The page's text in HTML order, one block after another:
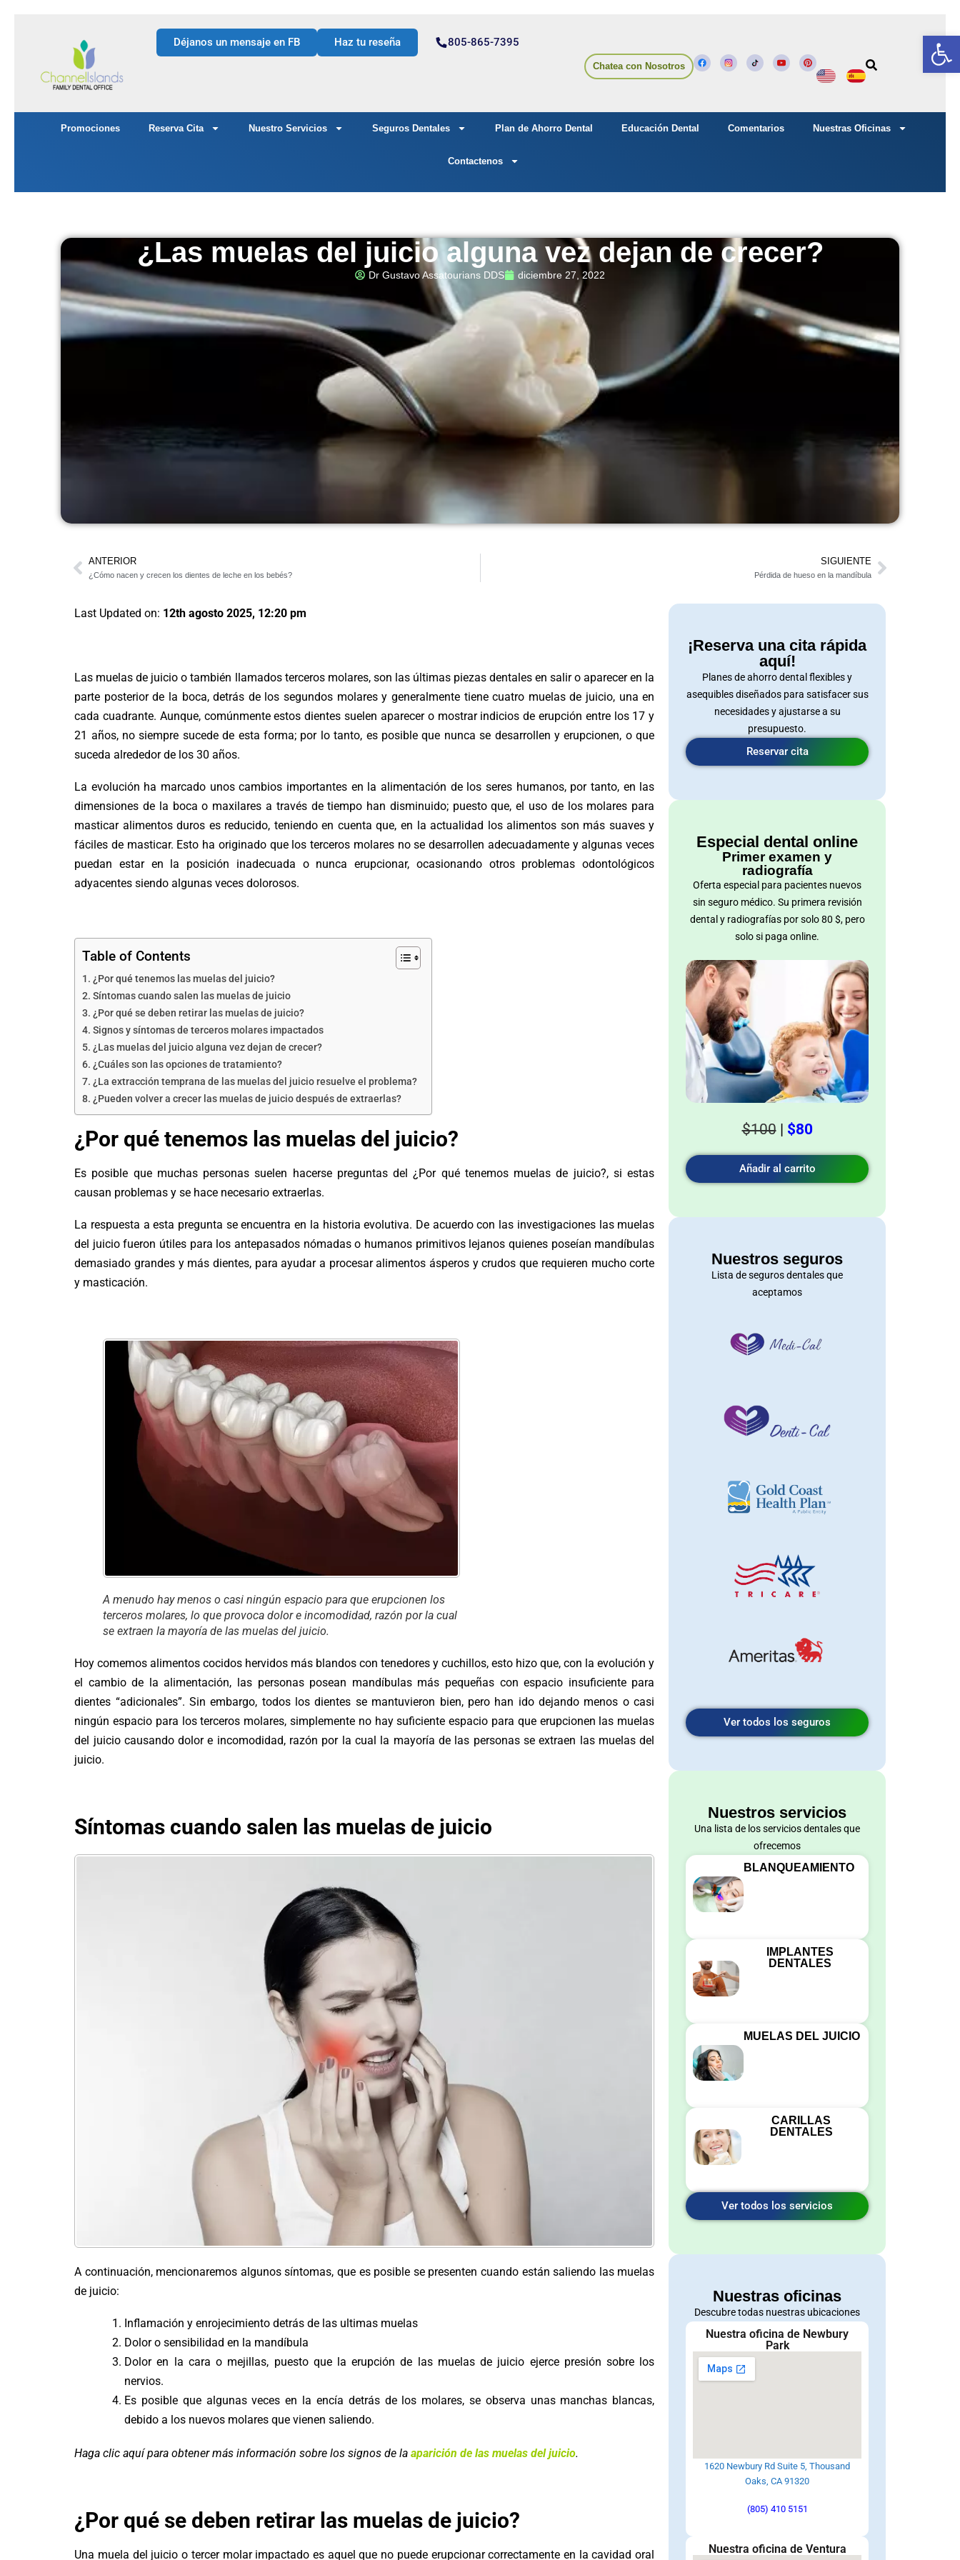
Abrir
Déjanos un mensaje en FB Haz tu reseña 805-865-7395
Chatea con Nosotros
Promociones Reserva Cita Nuestro Servicios Seguros Dentales Plan de Ahorro Dental Educación Dental Comentarios Nuestras Oficinas
Contactenos
¿Las muelas del juicio alguna vez dejan de crecer?
Dr Gustavo Assatourians DDS diciembre 27, 2022
ANTERIOR
¿Cómo nacen y crecen los dientes de leche en los bebés?
SIGUIENTE
Pérdida de hueso en la mandíbula
Last Updated on: 12th agosto 2025, 12:20 pm
Las muelas de juicio o también llamados terceros molares, son las últimas piezas dentales en salir o aparecer en la
parte posterior de la boca, detrás de los segundos molares y generalmente tiene cuatro muelas de juicio, una en
cada cuadrante. Aunque, comúnmente estos dientes suelen aparecer o mostrar indicios de erupción entre los 17 y
21 años, no siempre sucede de esta forma; por lo tanto, es posible que nunca se desarrollen y erupcionen, o que
suceda alrededor de los 30 años.
La evolución ha marcado unos cambios importantes en la alimentación de los seres humanos, por tanto, en las
dimensiones de la boca o maxilares a través de tiempo han disminuido; puesto que, el uso de los molares para
masticar alimentos duros es reducido, teniendo en cuenta que, en la actualidad los alimentos son más suaves y
fáciles de masticar. Esto ha originado que los terceros molares no se desarrollen adecuadamente y algunas veces
puedan estar en la posición inadecuada o nunca erupcionar, ocasionando otros problemas odontológicos
adyacentes siendo algunas veces dolorosos.
Table of Contents
¿Por qué tenemos las muelas del juicio?
Síntomas cuando salen las muelas de juicio
¿Por qué se deben retirar las muelas de juicio?
Signos y síntomas de terceros molares impactados
¿Las muelas del juicio alguna vez dejan de crecer?
¿Cuáles son las opciones de tratamiento?
¿La extracción temprana de las muelas del juicio resuelve el problema?
¿Pueden volver a crecer las muelas de juicio después de extraerlas?
¿Por qué tenemos las muelas del juicio?
Es posible que muchas personas suelen hacerse preguntas del ¿Por qué tenemos muelas de juicio?, si estas
causan problemas y se hace necesario extraerlas.
La respuesta a esta pregunta se encuentra en la historia evolutiva. De acuerdo con las investigaciones las muelas
del juicio fueron útiles para los antepasados nómadas o humanos primitivos lejanos quienes poseían mandíbulas
demasiado grandes y más dientes, para ayudar a procesar alimentos ásperos y crudos que requieren mucho corte
y masticación.
A menudo hay menos o casi ningún espacio para que erupcionen los
terceros molares, lo que provoca dolor e incomodidad, razón por la cual
se extraen la mayoría de las muelas del juicio.
Hoy comemos alimentos cocidos hervidos más blandos con tenedores y cuchillos, esto hizo que, con la evolución y
el cambio de la alimentación, las personas posean mandíbulas más pequeñas con espacio insuficiente para
dientes “adicionales”. Sin embargo, todos los dientes se mantuvieron bien, pero han ido dejando menos o casi
ningún espacio para los terceros molares, simplemente no hay suficiente espacio para que erupcionen las muelas
del juicio causando dolor e incomodidad, razón por la cual la mayoría de las personas se extraen las muelas del
juicio.
Síntomas cuando salen las muelas de juicio
A continuación, mencionaremos algunos síntomas, que es posible se presenten cuando están saliendo las muelas
de juicio:
Inflamación y enrojecimiento detrás de las ultimas muelas
Dolor o sensibilidad en la mandíbula
Dolor en la cara o mejillas, puesto que la erupción de las muelas de juicio ejerce presión sobre los
nervios.
Es posible que algunas veces en la encía detrás de los molares, se observa unas manchas blancas,
debido a los nuevos molares que vienen saliendo.
Haga clic aquí para obtener más información sobre los signos de la aparición de las muelas del juicio.
¿Por qué se deben retirar las muelas de juicio?
Una muela del juicio o tercer molar impactado es aquel que no puede erupcionar correctamente en la cavidad oral
¡Reserva una cita rápida
aquí!
Planes de ahorro dental flexibles y
asequibles diseñados para satisfacer sus
necesidades y ajustarse a su
presupuesto.
Reservar cita
Especial dental online
Primer examen y
radiografía
Oferta especial para pacientes nuevos
sin seguro médico. Su primera revisión
dental y radiografías por solo 80 $, pero
solo si paga online.
$100 | $80
Añadir al carrito
Nuestros seguros
Lista de seguros dentales que
aceptamos
Ver todos los seguros
Nuestros servicios
Una lista de los servicios dentales que
ofrecemos
BLANQUEAMIENTO
IMPLANTES
DENTALES
MUELAS DEL JUICIO
CARILLAS
DENTALES
Ver todos los servicios
Nuestras oficinas
Descubre todas nuestras ubicaciones
Nuestra oficina de Newbury
Park
1620 Newbury Rd Suite 5, Thousand
Oaks, CA 91320
(805) 410 5151
Nuestra oficina de Ventura